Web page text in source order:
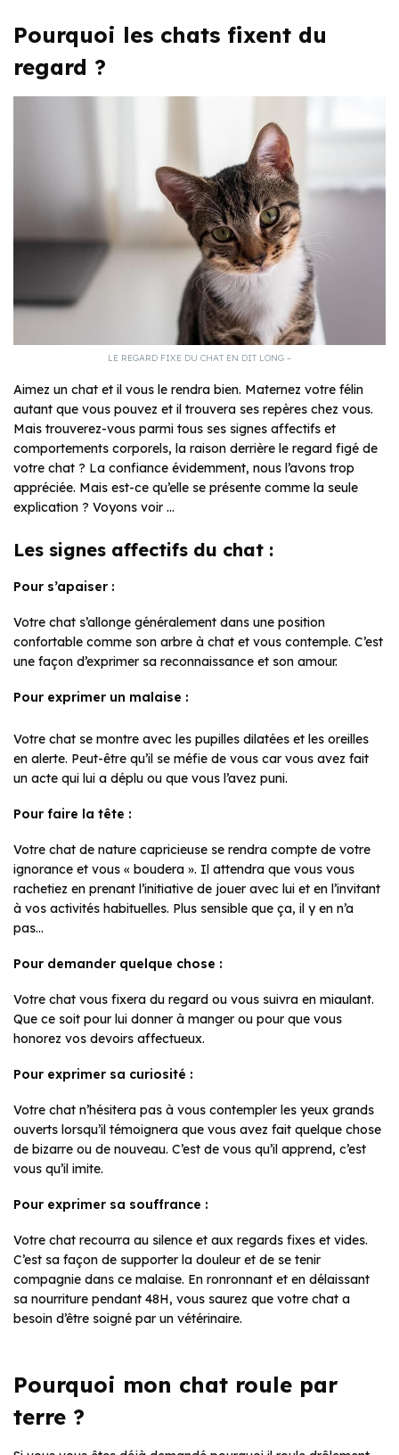
Pourquoi les chats fixent du
regard ?
LE REGARD FIXE DU CHAT EN DIT LONG –
Aimez un chat et il vous le rendra bien. Maternez votre félin
autant que vous pouvez et il trouvera ses repères chez vous.
Mais trouverez-vous parmi tous ses signes affectifs et
comportements corporels, la raison derrière le regard figé de
votre chat ? La confiance évidemment, nous l’avons trop
appréciée. Mais est-ce qu’elle se présente comme la seule
explication ? Voyons voir …
Les signes affectifs du chat :
Pour s’apaiser :
Votre chat s’allonge généralement dans une position
confortable comme son arbre à chat et vous contemple. C’est
une façon d’exprimer sa reconnaissance et son amour.
Pour exprimer un malaise :
Votre chat se montre avec les pupilles dilatées et les oreilles
en alerte. Peut-être qu’il se méfie de vous car vous avez fait
un acte qui lui a déplu ou que vous l’avez puni.
Pour faire la tête :
Votre chat de nature capricieuse se rendra compte de votre
ignorance et vous « boudera ». Il attendra que vous vous
rachetiez en prenant l’initiative de jouer avec lui et en l’invitant
à vos activités habituelles. Plus sensible que ça, il y en n’a
pas…
Pour demander quelque chose :
Votre chat vous fixera du regard ou vous suivra en miaulant.
Que ce soit pour lui donner à manger ou pour que vous
honorez vos devoirs affectueux.
Pour exprimer sa curiosité :
Votre chat n’hésitera pas à vous contempler les yeux grands
ouverts lorsqu’il témoignera que vous avez fait quelque chose
de bizarre ou de nouveau. C’est de vous qu’il apprend, c’est
vous qu’il imite.
Pour exprimer sa souffrance :
Votre chat recourra au silence et aux regards fixes et vides.
C’est sa façon de supporter la douleur et de se tenir
compagnie dans ce malaise. En ronronnant et en délaissant
sa nourriture pendant 48H, vous saurez que votre chat a
besoin d’être soigné par un vétérinaire.
Pourquoi mon chat roule par
terre ?